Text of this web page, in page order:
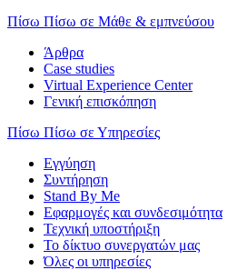
Πίσω Πίσω σε Μάθε & εμπνεύσου
Άρθρα
Case studies
Virtual Experience Center
Γενική επισκόπηση
Πίσω Πίσω σε Υπηρεσίες
Εγγύηση
Συντήρηση
Stand By Me
Εφαρμογές και συνδεσιμότητα
Τεχνική υποστήριξη
Το δίκτυο συνεργατών μας
Όλες οι υπηρεσίες